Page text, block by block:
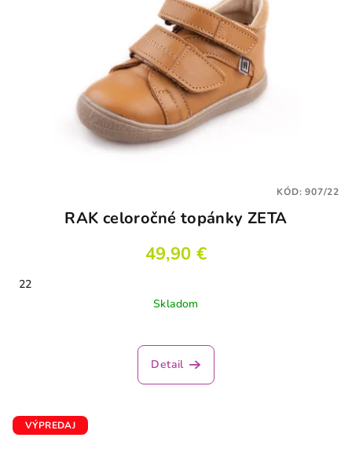
RAK celoročné topánky ZETA
49,90 €
22
Skladom
Detail
KÓD:907/22
VÝPREDAJ